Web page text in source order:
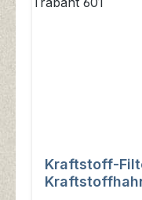
Kraftstoff-